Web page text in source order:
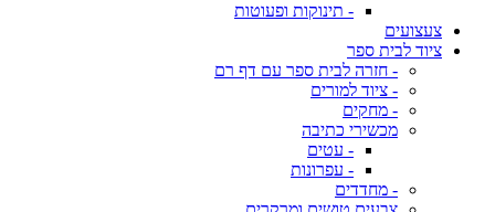
- תינוקות ופעוטות
צעצועים
ציוד לבית ספר
- חזרה לבית ספר עם דף רם
- ציוד למורים
- מחקים
מכשירי כתיבה
- עטים
- עפרונות
- מחדדים